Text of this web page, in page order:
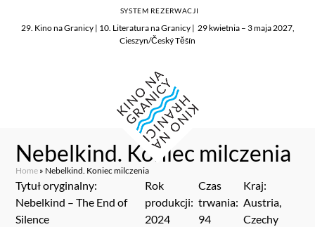
29. Kino na Granicy | 10. Literatura na Granicy | 29 kwietnia – 3 maja 2027,
Cieszyn/Český Těšín
SYSTEM REZERWACJI
Nebelkind. Koniec milczenia
Home » Nebelkind. Koniec milczenia
Tytuł oryginalny:
Nebelkind – The End of
Silence
Rok
produkcji:
2024
Czas
trwania:
94
Kraj:
Austria,
Czechy